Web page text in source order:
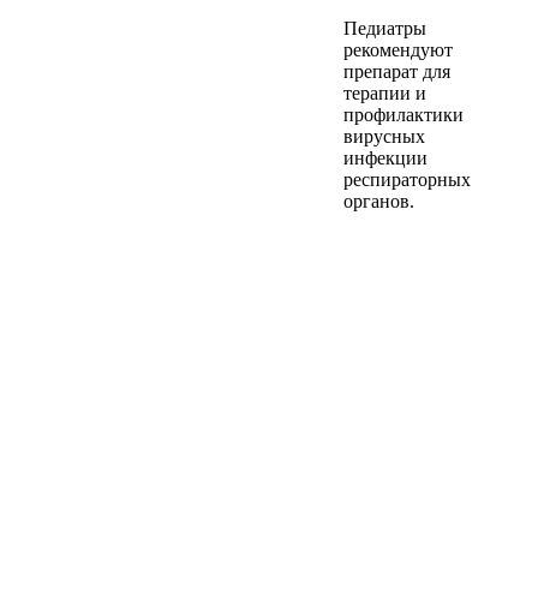
Педиатры
рекомендуют
препарат для
терапии и
профилактики
вирусных
инфекции
респираторных
органов.